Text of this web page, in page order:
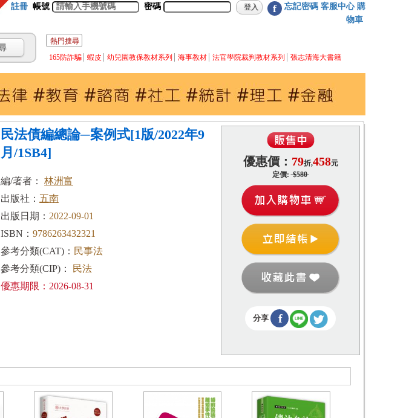
註冊 帳號 密碼 f 忘記密碼 客服中心 購
物車
熱門搜尋
165防詐騙
蝦皮 幼兒園教保教材系列 海事教材 法官學院裁判教材系列 張志清海大書籍
民法債編總論─案例式[1版/2022年9
月/1SB4]
編/著者： 林洲富
出版社： 五南
出版日期： 2022-09-01
ISBN： 9786263432321
參考分類(CAT)： 民事法
參考分類(CIP)：
民法
優惠期限：2026-08-31
優惠價： 79折,458元
定價:$580
分享 f